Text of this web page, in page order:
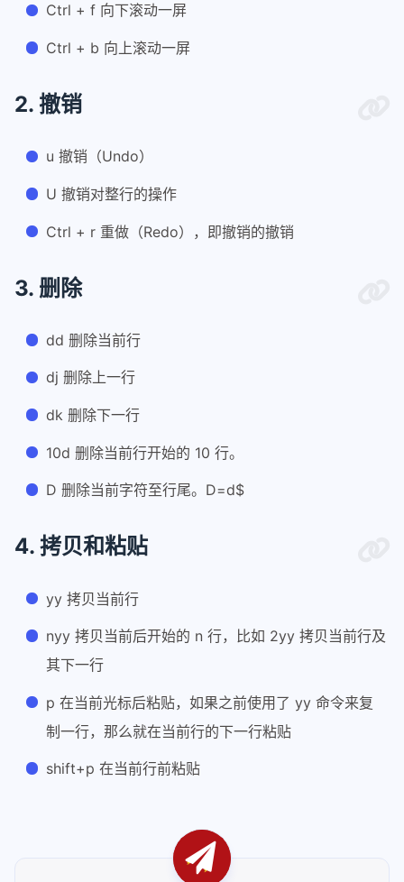
36
37
40
42
44
45
filetype on
filetype plugin on
"编码设置,设置编码
"设置文件编码"
"设置终端编码"
set
termencoding=utf-8
Ctrl + f 向下滚动一屏
Ctrl + b 向上滚动一屏
2. 撤销
u 撤销（Undo）
U 撤销对整行的操作
Ctrl + r 重做（Redo），即撤销的撤销
3. 删除
dd 删除当前行
dj 删除上一行
dk 删除下一行
10d 删除当前行开始的 10 行。
D 删除当前字符至行尾。D=d$
4. 拷贝和粘贴
yy 拷贝当前行
nyy 拷贝当前后开始的 n 行，比如 2yy 拷贝当前行及
其下一行
p 在当前光标后粘贴，如果之前使用了 yy 命令来复
制一行，那么就在当前行的下一行粘贴
shift+p 在当前行前粘贴